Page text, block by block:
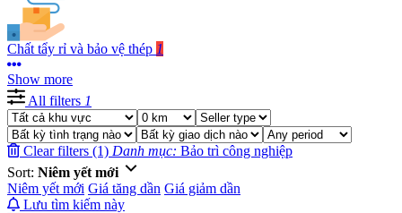
Chất tẩy rỉ và bảo vệ thép 1
Show more
All filters 1
Clear filters (1) Danh mục: Bảo trì công nghiệp
Sort: Niêm yết mới
Niêm yết mới Giá tăng dần Giá giảm dần
Lưu tìm kiếm này